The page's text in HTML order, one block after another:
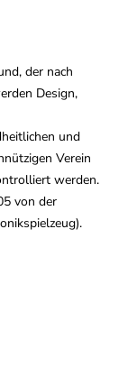
der nach
Design,
und
Verein
werden.
von der